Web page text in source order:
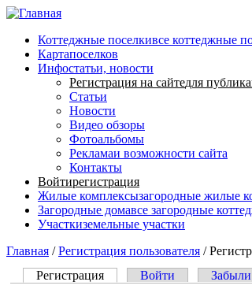
Перейти к основному содержанию
Коттеджные поселкивсе коттеджные
Картапоселков
Инфостатьи, новости
Регистрация на сайтедля
Статьи
Новости
Видео обзоры
Фотоальбомы
Рекламаи возможности сайта
Контакты
Войтирегистрация
Жилые комплексызагородные жилые
Загородные домавсе загородные
Участкиземельные участки
Главная / Регистрация пользователя /
Регистрация (активная вкладка)
Войти